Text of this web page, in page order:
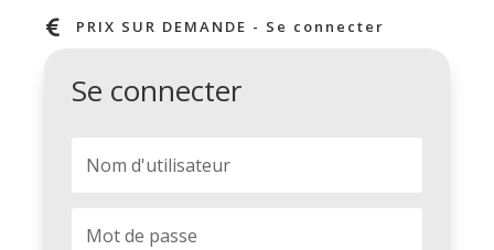
 PRIX SUR DEMANDE - Se connecter
Se connecter